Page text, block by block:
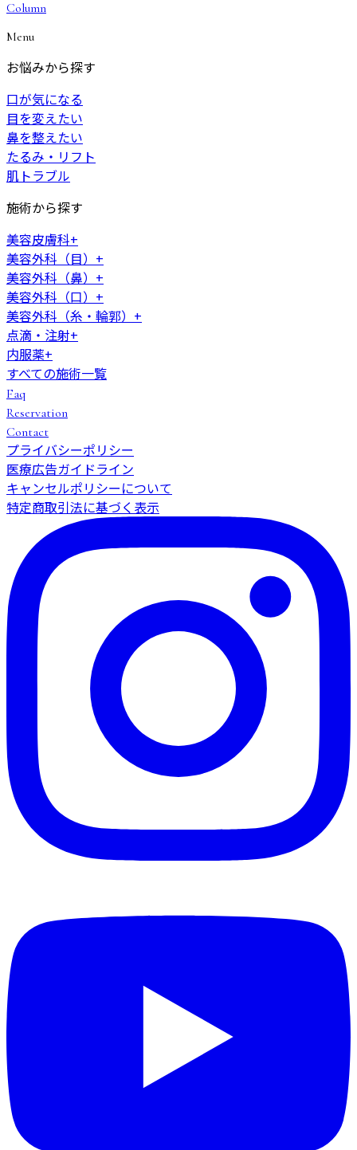
Column
Menu
お悩みから探す
口が気になる
目を変えたい
鼻を整えたい
たるみ・リフト
肌トラブル
施術から探す
美容皮膚科+
美容外科（目） +
美容外科（鼻） +
美容外科（口） +
美容外科（糸・輪郭） +
点滴・注射+
内服薬+
すべての施術一覧
Faq
Reservation
Contact
プライバシーポリシー
医療広告ガイドライン
キャンセルポリシーについて
特定商取引法に基づく表示